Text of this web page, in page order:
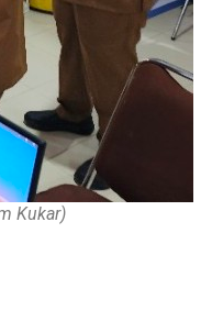
Kukar)